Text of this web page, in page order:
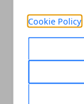
Cookie Policy
Articolo Precedente
Pontelungo,
e tram: riaperture